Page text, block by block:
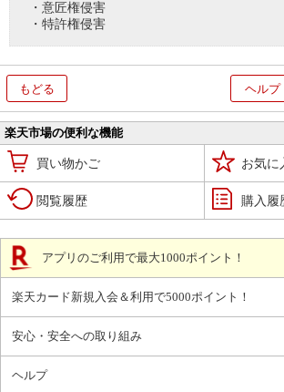
・意匠権侵害
・特許権侵害
もどる ヘルプ
楽天市場の便利な機能
買い物かご お気に
閲覧履歴 購入履
アプリのご利用で最大1000ポイント！
楽天カード新規入会＆利用で5000ポイント！
安心・安全への取り組み
ヘルプ